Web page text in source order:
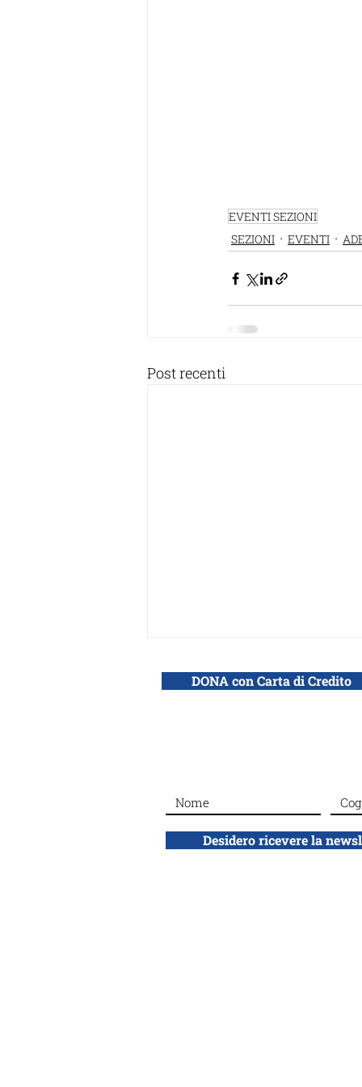
EVENTI SEZIONI
SEZIONI
EVENTI
Post recenti
Buon compleanno a Rosa
Ginossar
DONA con Carta di Credito
Desidero ricevere la